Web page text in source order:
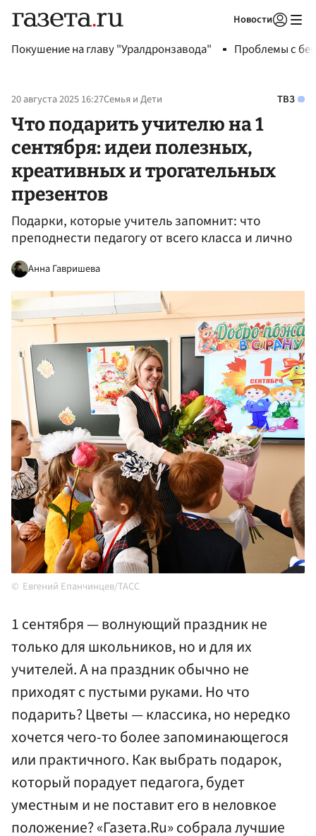
Новости
Покушение на главу "Уралдронзавода" Проблемы с
20 августа 2025 16:27Семья и Дети ТВЗ
Что подарить учителю на 1
сентября: идеи полезных,
креативных и трогательных
презентов
Подарки, которые учитель запомнит: что
преподнести педагогу от всего класса и лично
Анна Гавришева
Евгений Епанчинцев/ТАСС
1 сентября — волнующий праздник не
только для школьников, но и для их
учителей. А на праздник обычно не
приходят с пустыми руками. Но что
подарить? Цветы — классика, но нередко
хочется чего-то более запоминающегося
или практичного. Как выбрать подарок,
который порадует педагога, будет
уместным и не поставит его в неловкое
положение? «Газета.Ru» собрала лучшие